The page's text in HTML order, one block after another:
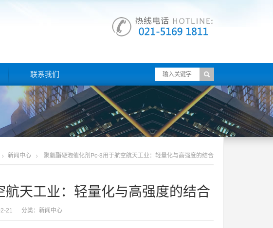
联系我们
新闻中心 聚氨酯硬泡催化剂pc-8用于航空航天工业：轻量化与高强度的结合
天工业：轻量化与高强度的结合
21 分类： 新闻中心